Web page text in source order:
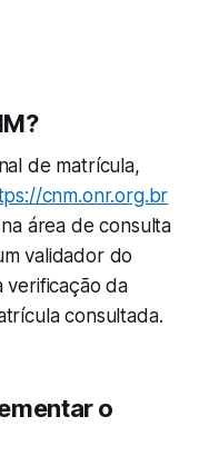
de matrícula,
cnm.onr.org.br
área de consulta
validador do
verificação da
consultada.
o